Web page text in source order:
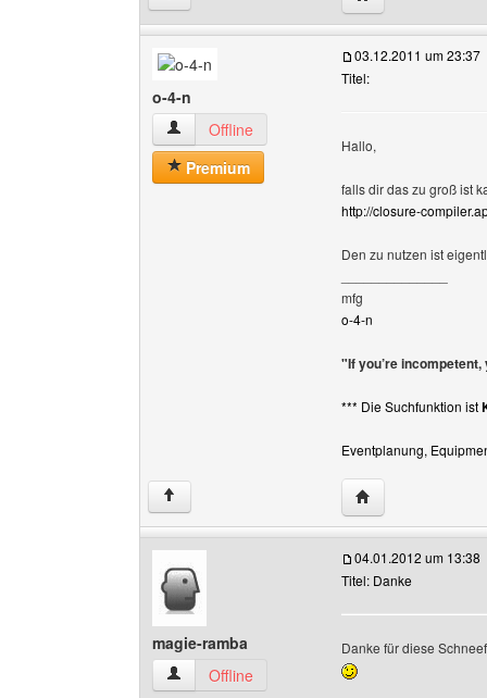
o-4-n
o-4-n Benutzer-Profile anzeigen
Offline
Premium
03.12.2011 um 23:37
Titel:
Hallo,
falls dir das zu groß ist
http://closure-
Den zu nutzen ist
mfg
o-4-n
"If you’re incompetent,
*** Die Suchfunktion ist
Eventplanung,
↑ Website dieses
magie-ramba
magie-ramba Benutzer-Profile anzeigen
Offline
04.01.2012 um 13:38
Titel: Danke
Danke für diese